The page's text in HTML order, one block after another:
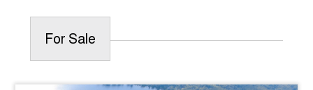
For Sale